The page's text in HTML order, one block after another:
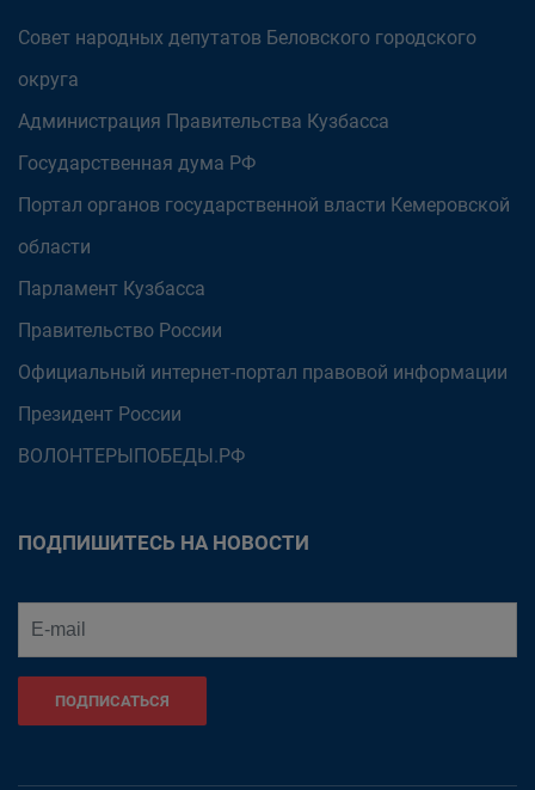
Совет народных депутатов Беловского городского
округа
Администрация Правительства Кузбасса
Государственная дума РФ
Портал органов государственной власти Кемеровской
области
Парламент Кузбасса
Правительство России
Официальный интернет-портал правовой информации
Президент России
ВОЛОНТЕРЫПОБЕДЫ.РФ
ПОДПИШИТЕСЬ НА НОВОСТИ
ПОДПИСАТЬСЯ